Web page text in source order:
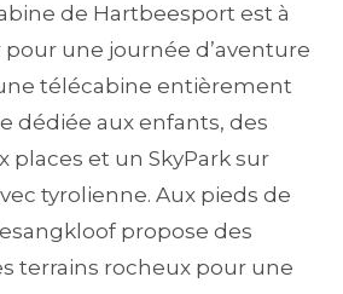
de Hartbeesport est à
une journée d’aventure
télécabine entièrement
dédiée aux enfants, des
places et un SkyPark sur
tyrolienne. Aux pieds de
propose des
terrains rocheux pour une